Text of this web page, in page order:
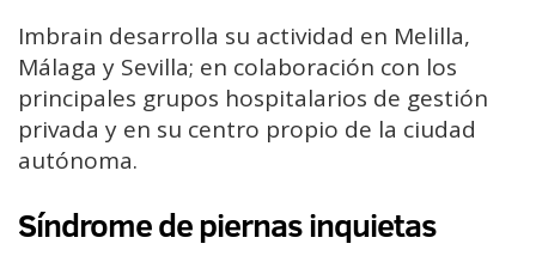
Imbrain desarrolla su actividad en Melilla,
Málaga y Sevilla; en colaboración con los
principales grupos hospitalarios de gestión
privada y en su centro propio de la ciudad
autónoma.
Síndrome de piernas inquietas